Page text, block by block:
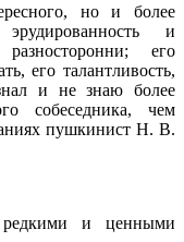
но и более
и
его
его талантливость,
и не знаю более
собеседника, чем
пушкинист Н. В.
и ценными